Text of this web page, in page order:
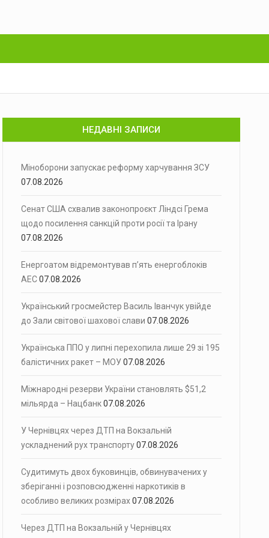
НЕДАВНІ ЗАПИСИ
Міноборони запускає реформу харчування ЗСУ
07.08.2026
Сенат США схвалив законопроєкт Ліндсі Грема
щодо посилення санкцій проти росії та Ірану
07.08.2026
Енергоатом відремонтував п’ять енергоблоків
АЕС07.08.2026
Український гросмейстер Василь Іванчук увійде
до Зали світової шахової слави 07.08.2026
Українська ППО у липні перехопила лише 29 зі 195
балістичних ракет – МОУ07.08.2026
Міжнародні резерви України становлять $51,2
мільярда – Нацбанк07.08.2026
У Чернівцях через ДТП на Вокзальній
ускладнений рух транспорту07.08.2026
Судитимуть двох буковинців, обвинувачених у
зберіганні і розповсюдженні наркотиків в
особливо великих розмірах07.08.2026
Через ДТП на Вокзальній у Чернівцях